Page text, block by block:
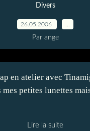
Divers
26.05.2006
Par ange
en atelier avec
petites lunettes
Lire la suite